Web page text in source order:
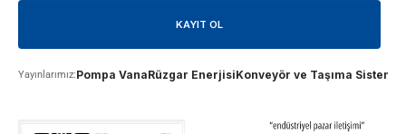
Yayınlarımız:Pompa VanaRüzgar EnerjisiKonveyör ve Taşıma